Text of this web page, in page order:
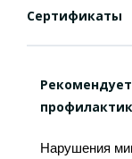
Сертификаты
Нарушения